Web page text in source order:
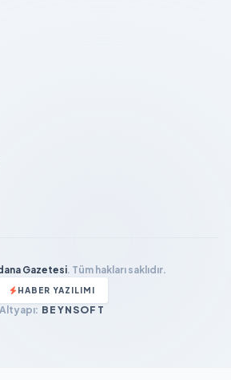
Gazetesi. Tüm hakları saklıdır.
HABER YAZILIMI
Altyapı: BEYNSOFT